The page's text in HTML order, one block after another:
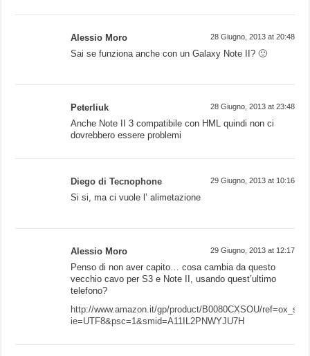
Alessio Moro 28 Giugno, 2013 at 20:48
Sai se funziona anche con un Galaxy Note II? 🙂
Peterliuk 28 Giugno, 2013 at 23:48
Anche Note II 3 compatibile con HML quindi non ci
dovrebbero essere problemi
Diego di Tecnophone 29 Giugno, 2013 at 10:16
Si si, ma ci vuole l’ alimetazione
Alessio Moro 29 Giugno, 2013 at 12:17
Penso di non aver capito… cosa cambia da questo
vecchio cavo per S3 e Note II, usando quest’ultimo
telefono?
http://www.amazon.it/gp/product/B0080CXSOU/
ie=UTF8&psc=1&smid=A11IL2PNWYJU7H